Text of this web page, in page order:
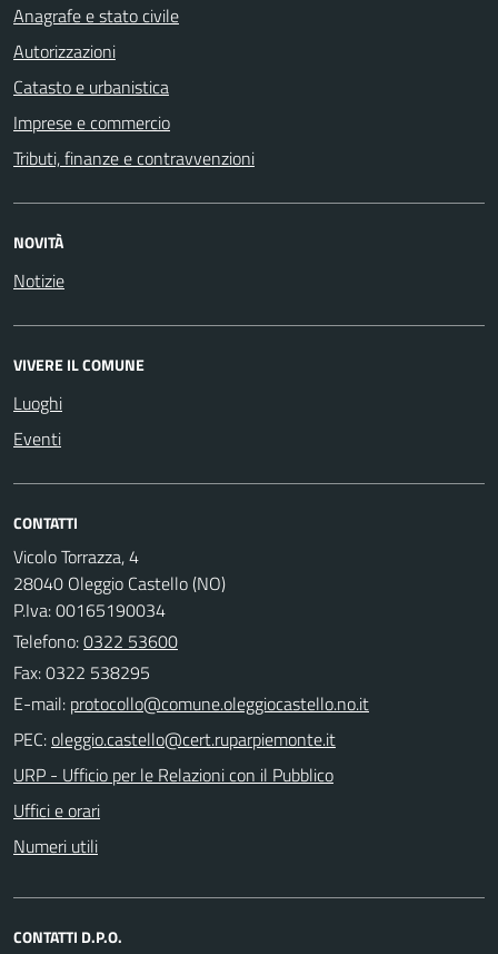
Anagrafe e stato civile
Autorizzazioni
Catasto e urbanistica
Imprese e commercio
Tributi, finanze e contravvenzioni
NOVITÀ
Notizie
VIVERE IL COMUNE
Luoghi
Eventi
CONTATTI
Vicolo Torrazza, 4
28040 Oleggio Castello (NO)
P.Iva: 00165190034
Telefono:0322 53600
Fax: 0322 538295
E-mail:
PEC:
URP - Ufficio per le Relazioni con il Pubblico
Uffici e orari
Numeri utili
CONTATTI D.P.O.